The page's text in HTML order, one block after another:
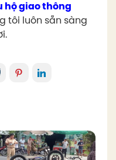
hộ giao thông
tôi luôn sẵn sàng